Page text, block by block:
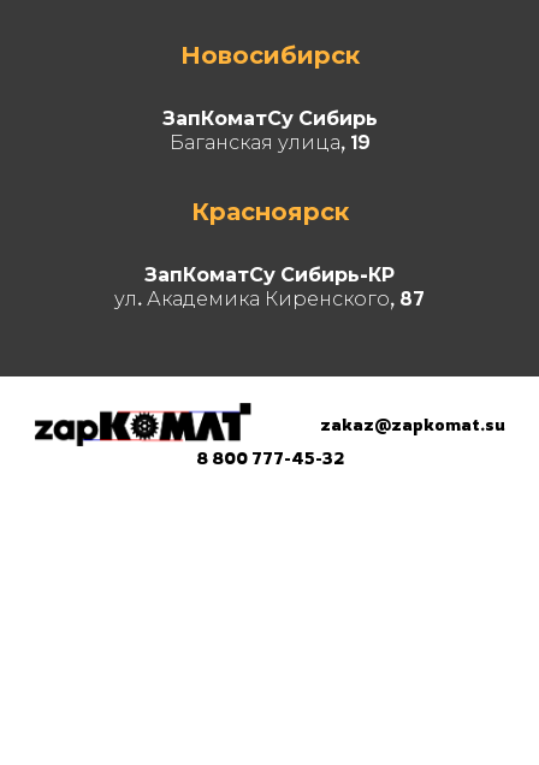
Новосибирск
ЗапКоматСу Сибирь
Баганская улица, 19
Красноярск
ЗапКоматСу Сибирь-КР
ул. Академика Киренского, 87
zakaz@zapkomat.su
8 800 777-45-32